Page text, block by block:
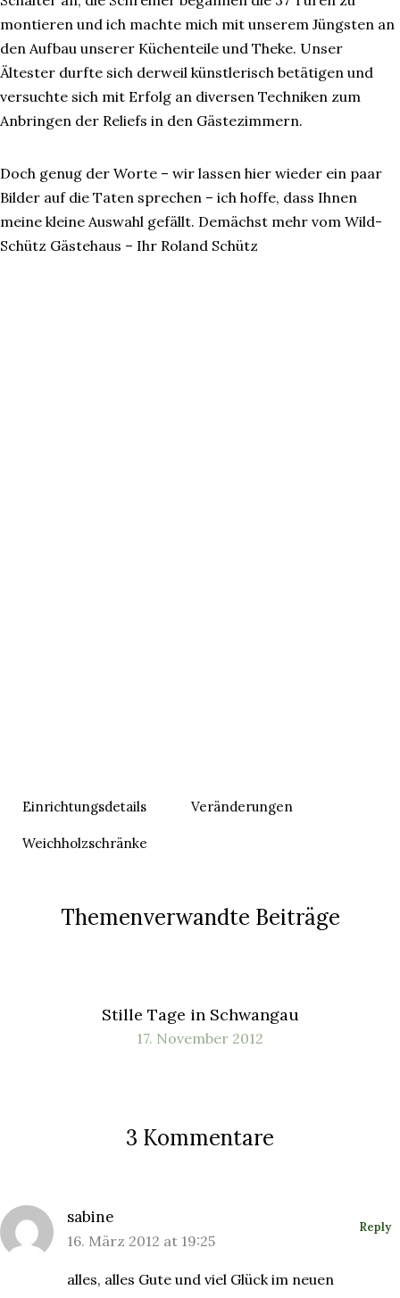
montieren und ich machte mich mit unserem Jüngsten an
den Aufbau unserer Küchenteile und Theke. Unser
Ältester durfte sich derweil künstlerisch betätigen und
versuchte sich mit Erfolg an diversen Techniken zum
Anbringen der Reliefs in den Gästezimmern.
Doch genug der Worte – wir lassen hier wieder ein paar
Bilder auf die Taten sprechen – ich hoffe, dass Ihnen
meine kleine Auswahl gefällt. Demächst mehr vom Wild-
Schütz Gästehaus – Ihr Roland Schütz
Einrichtungsdetails Veränderungen
Weichholzschränke
Themenverwandte Beiträge
Stille Tage in Schwangau
17. November 2012
3 Kommentare
sabine
16. März 2012 at 19:25
Reply
alles, alles Gute und viel Glück im neuen